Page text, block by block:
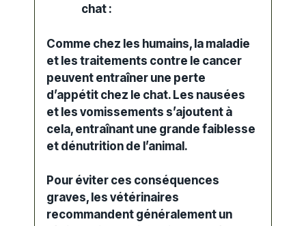
chat :
Comme chez les humains, la maladie
et lestraitements contre le cancer
peuvent entraîner une perte
d’appétit chez le chat. Les nausées
et les vomissements s’ajoutent à
cela, entraînant une grande faiblesse
et dénutrition de l’animal.
Pour éviter ces conséquences
graves, les vétérinaires
recommandent généralement un